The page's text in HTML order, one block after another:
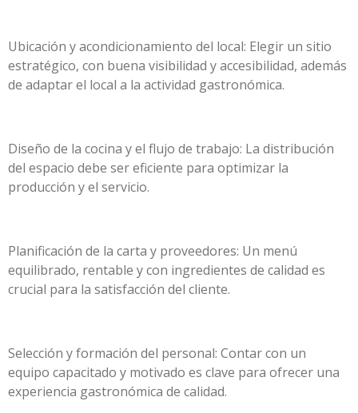
Ubicación y acondicionamiento del local: Elegir un sitio
estratégico, con buena visibilidad y accesibilidad, además
de adaptar el local a la actividad gastronómica.
Diseño de la cocina y el flujo de trabajo: La distribución
del espacio debe ser eficiente para optimizar la
producción y el servicio.
Planificación de la carta y proveedores: Un menú
equilibrado, rentable y con ingredientes de calidad es
crucial para la satisfacción del cliente.
Selección y formación del personal: Contar con un
equipo capacitado y motivado es clave para ofrecer una
experiencia gastronómica de calidad.